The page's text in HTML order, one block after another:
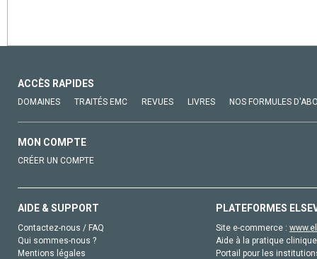
ACCÈS RAPIDES
DOMAINES TRAITÉS EMC REVUES LIVRES NOS FORMULES
MON COMPTE
CRÉER UN COMPTE
AIDE & SUPPORT
Contactez-nous / FAQ
Qui sommes-nous ?
Mentions légales
PLATEFORMES
Site e-commerce :
Aide à la pratique
Portail pour les